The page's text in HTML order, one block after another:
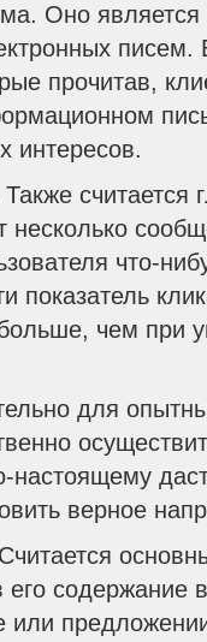
Оно
писем.
прочитав,
интересов.
считается
несколько
что-
показатель
чем при
для
настоящему
верное
его содержание
или